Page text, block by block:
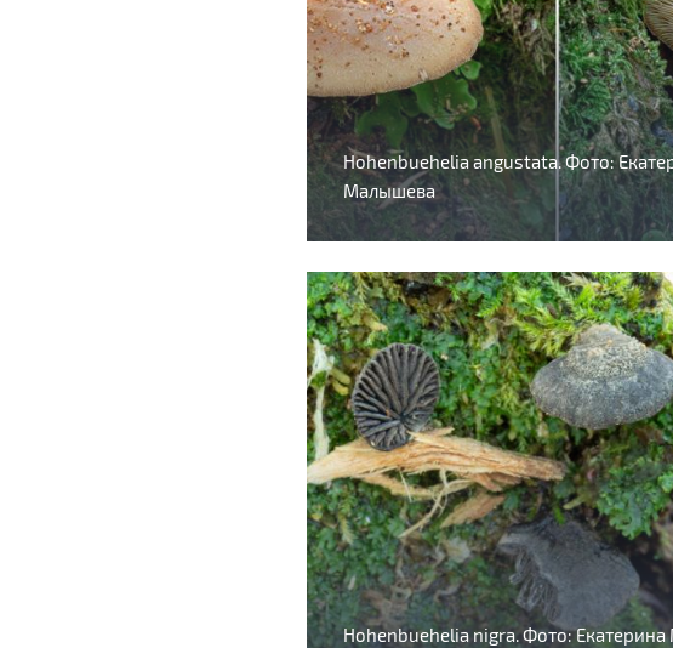
Hohenbuehelia angustata. Фото:
Малышева
Hohenbuehelia nigra. Фото: